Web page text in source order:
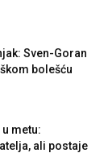
Sven-Goran
bolešću
metu:
ali postaje